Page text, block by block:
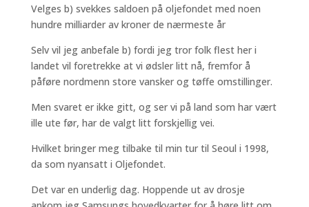
Velges b) svekkes saldoen på oljefondet med noen
hundre milliarder av kroner de nærmeste år
Selv vil jeg anbefale b) fordi jeg tror folk flest her i
landet vil foretrekke at vi ødsler litt nå, fremfor å
påføre nordmenn store vansker og tøffe omstillinger.
Men svaret er ikke gitt, og ser vi på land som har vært
ille ute før, har de valgt litt forskjellig vei.
Hvilket bringer meg tilbake til min tur til Seoul i 1998,
da som nyansatt i Oljefondet.
Det var en underlig dag. Hoppende ut av drosje